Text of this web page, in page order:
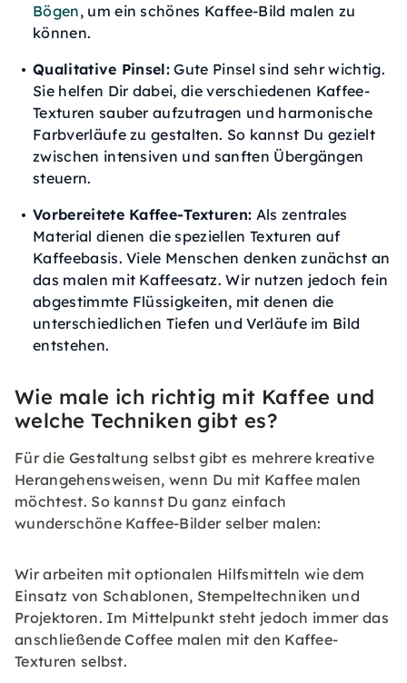
Bögen, um ein schönes Kaffee-Bild malen zu
können.
Qualitative Pinsel: Gute Pinsel sind sehr wichtig.
Sie helfen Dir dabei, die verschiedenen Kaffee-
Texturen sauber aufzutragen und harmonische
Farbverläufe zu gestalten. So kannst Du gezielt
zwischen intensiven und sanften Übergängen
steuern.
Vorbereitete Kaffee-Texturen: Als zentrales
Material dienen die speziellen Texturen auf
Kaffeebasis. Viele Menschen denken zunächst an
das malen mit Kaffeesatz. Wir nutzen jedoch fein
abgestimmte Flüssigkeiten, mit denen die
unterschiedlichen Tiefen und Verläufe im Bild
entstehen.
Wie male ich richtig mit Kaffee und
welche Techniken gibt es?
Für die Gestaltung selbst gibt es mehrere kreative
Herangehensweisen, wenn Du mit Kaffee malen
möchtest. So kannst Du ganz einfach
wunderschöne Kaffee-Bilder selber malen:
Wir arbeiten mit optionalen Hilfsmitteln wie dem
Einsatz von Schablonen, Stempeltechniken und
Projektoren. Im Mittelpunkt steht jedoch immer das
anschließende Coffee malen mit den Kaffee-
Texturen selbst.